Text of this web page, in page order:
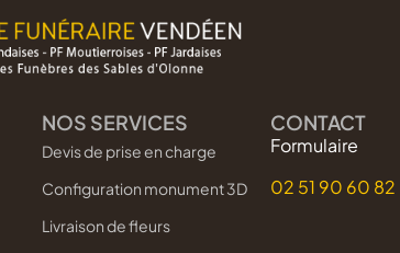
NOS SERVICES
Devis de prise en charge
Configuration monument 3D
Livraison de fleurs
CONTACT
Formulaire
02 51 90 60 82